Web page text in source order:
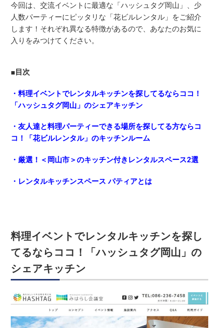
今回は、交流イベントに最適な「ハッシュタグ岡山」、少
人数パーティーにピッタリな「花ビルレンタル」をご紹介
します！それぞれ異なる特徴があるので、あなたのお気に
入りをみつけてください。
■目次
・料理イベントでレンタルキッチンを探してるならココ！
「ハッシュタグ岡山」のシェアキッチン
・友人達と料理パーティーできる場所を探してる方ならコ
コ！「花ビルレンタル」のキッチンルーム
・厳選！＜岡山市＞のキッチン付きレンタルスペース2選
・レンタルキッチンスペース パティアとは
料理イベントでレンタルキッチンを探し
てるならココ！「ハッシュタグ岡山」の
シェアキッチン